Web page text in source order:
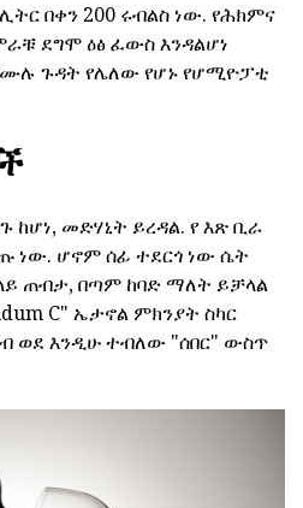
በቀን 200 ሩብልስ ነው. የሕክምና
ደግሞ ዕፅ ፈውስ እንዳልሆነ
ጉዳት የሌለው የሆኑ የሆሚዮፓቲ
መድሃኒት ይረዳል. የ እጽ ቢራ
ነው. ሆኖም ሰፊ ተደርጎ ነው ሴት
ጠብታ, በጣም ከባድ ማለት ይቻላል
C" ኤታኖል ምክንያት ስካር
ወደ እንዲሁ ተብለው "ሰበር" ውስጥ